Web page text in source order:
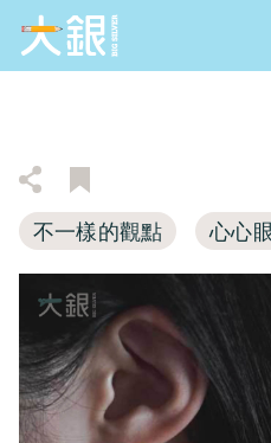
不一樣的觀點 心心